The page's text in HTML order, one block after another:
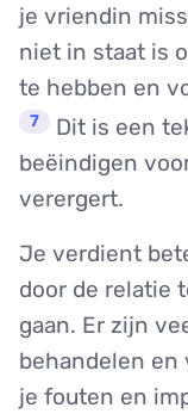
je vriendin
niet in staat is
te hebben en
7
Dit is een
beëindigen
verergert.
Je verdient
door de relatie
gaan. Er zijn
behandelen en
je fouten en